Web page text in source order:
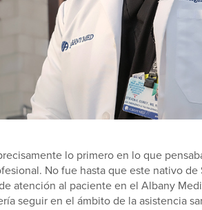
lo primero en lo que
No fue hasta que este nativo
atención al paciente en el Albany
seguir en el ámbito de la asistencia